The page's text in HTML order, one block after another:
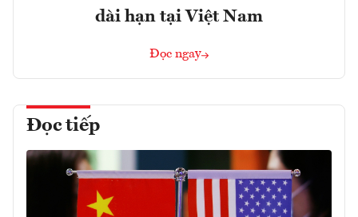
dài hạn tại Việt Nam
Đọc ngay
Đọc tiếp